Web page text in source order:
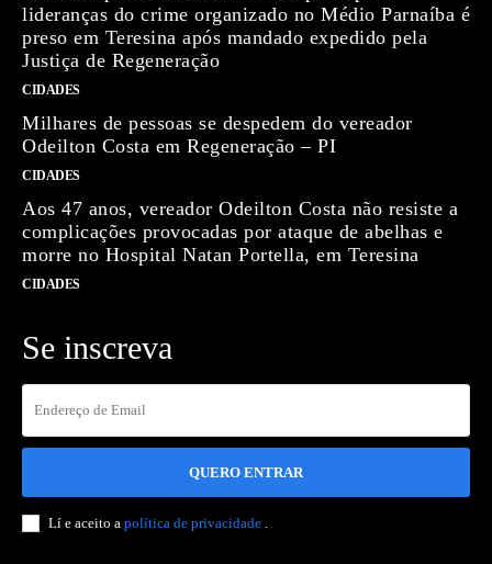
lideranças do crime organizado no Médio Parnaíba é
preso em Teresina após mandado expedido pela
Justiça de Regeneração
CIDADES
Milhares de pessoas se despedem do vereador
Odeilton Costa em Regeneração – PI
CIDADES
Aos 47 anos, vereador Odeilton Costa não resiste a
complicações provocadas por ataque de abelhas e
morre no Hospital Natan Portella, em Teresina
CIDADES
Se inscreva
QUERO ENTRAR
Lí e aceito a política de privacidade